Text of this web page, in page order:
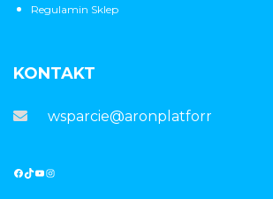
Regulamin Sklep
KONTAKT
wsparcie@aronplatforma.pl